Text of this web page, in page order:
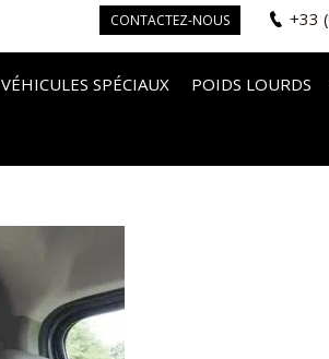
CONTACTEZ-NOUS +33
VÉHICULES SPÉCIAUX POIDS LOURDS